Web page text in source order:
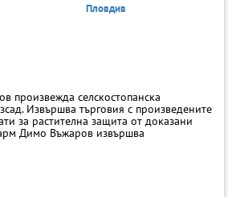
Пловдив
селскостопанска
Извършва търговия с произведените
за растителна защита от дoказани
Димо Въжаров извършва